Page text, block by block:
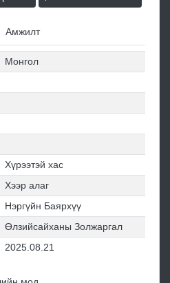
Амжилт
Монгол
Хүрээтэй хас
Хээр алаг
Нэргүйн Баярхүү
Өлзийсайханы Золжаргал
2025.08.21